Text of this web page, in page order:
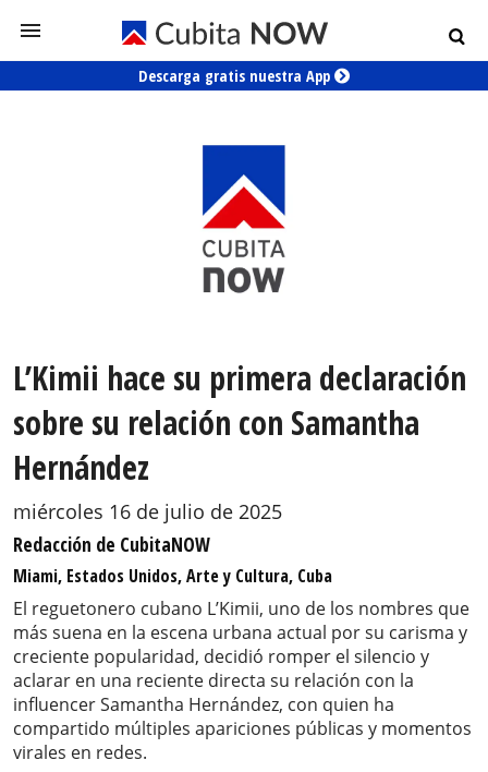
Descarga gratis nuestra App
L’Kimii hace su primera declaración
sobre su relación con Samantha
Hernández
miércoles 16 de julio de 2025
Redacción de CubitaNOW
Miami, Estados Unidos, Arte y Cultura, Cuba
El reguetonero cubano L’Kimii, uno de los nombres que
más suena en la escena urbana actual por su carisma y
creciente popularidad, decidió romper el silencio y
aclarar en una reciente directa su relación con la
influencer Samantha Hernández, con quien ha
compartido múltiples apariciones públicas y momentos
virales en redes.